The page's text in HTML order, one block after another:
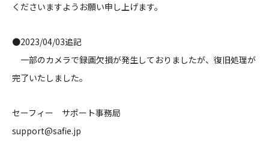
くださいますようお願い申し上げます。
●2023/04/03追記
一部のカメラで録画欠損が発生しておりましたが、復旧処理が
完了いたしました。
セーフィー サポート事務局
support@safie.jp